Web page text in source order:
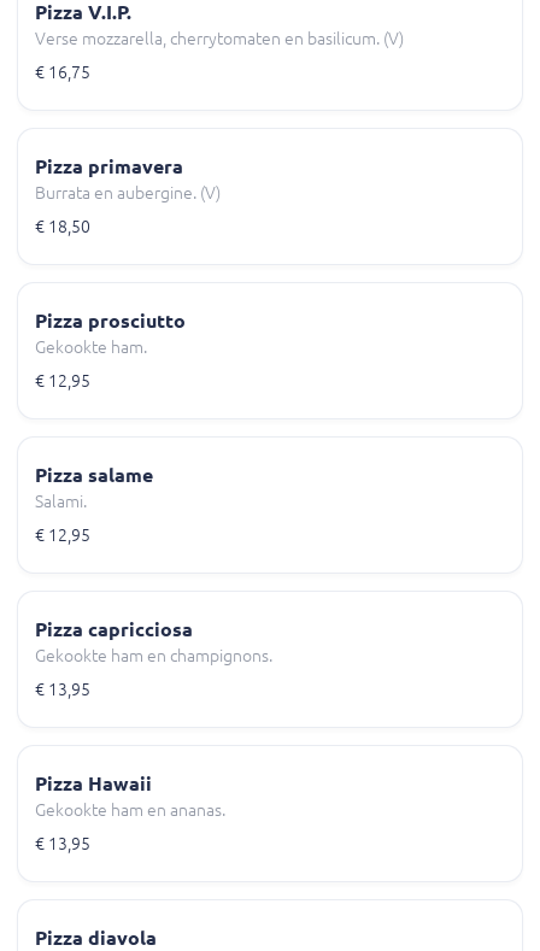
Pizza V.I.P.
Verse mozzarella, cherrytomaten en basilicum. (V)
€ 16,75
Pizza primavera
Burrata en aubergine. (V)
€ 18,50
Pizza prosciutto
Gekookte ham.
€ 12,95
Pizza salame
Salami.
€ 12,95
Pizza capricciosa
Gekookte ham en champignons.
€ 13,95
Pizza Hawaii
Gekookte ham en ananas.
€ 13,95
Pizza diavola